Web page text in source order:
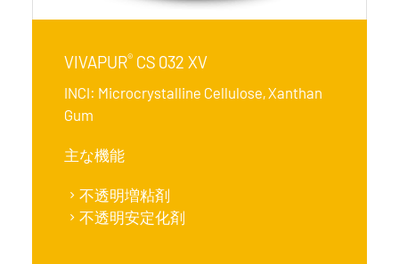
VIVAPUR® CS 032 XV
INCI: Microcrystalline Cellulose, Xanthan
Gum
主な機能
不透明増粘剤
不透明安定化剤